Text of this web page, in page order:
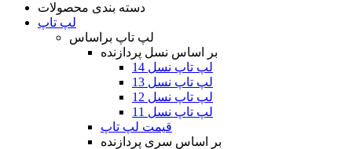
دسته بندی محصولات
لپ تاپ
لپ تاپ براساس
بر اساس نسل پردازنده
لپ تاپ نسل 14
لپ تاپ نسل 13
لپ تاپ نسل 12
لپ تاپ نسل 11
قیمت لپ تاپ
بر اساس سری پردازنده